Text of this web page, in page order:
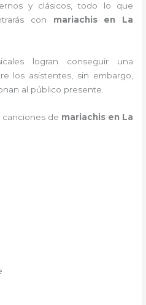
y clásicos, todo lo que
con mariachis en La
logran conseguir una
los asistentes, sin embargo,
al público presente.
de mariachis en La
MAMÁ